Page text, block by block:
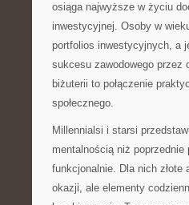
osiąga najwyższe w życiu
inwestycyjnej. Osoby w
portfolios inwestycyjnych, a
sukcesu zawodowego przez
biżuterii to połączenie
społecznego.
Millennialsi i starsi
mentalnością niż
funkcjonalnie. Dla nich
okazji, ale elementy